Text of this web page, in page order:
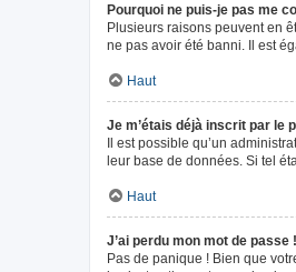
Pourquoi ne puis-je pas me
Plusieurs raisons peuvent en
ne pas avoir été banni. Il est
Haut
Je m’étais déjà inscrit par le
Il est possible qu’un
leur base de données. Si tel
Haut
J’ai perdu mon mot de passe !
Pas de panique ! Bien que